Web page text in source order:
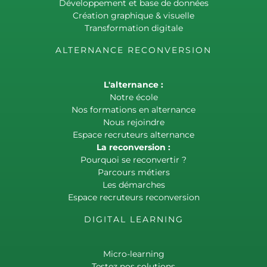
Développement et base de données
Création graphique & visuelle
Transformation digitale
ALTERNANCE RECONVERSION
L'alternance :
Notre école
Nos formations en alternance
Nous rejoindre
Espace recruteurs alternance
La reconversion :
Pourquoi se reconvertir ?
Parcours métiers
Les démarches
Espace recruteurs reconversion
DIGITAL LEARNING
Micro-learning